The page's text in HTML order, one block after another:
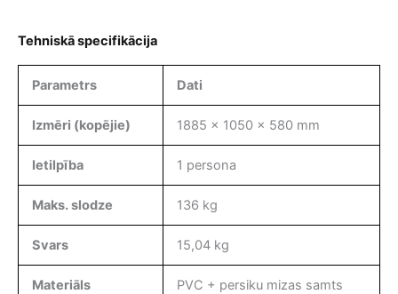
Tehniskā specifikācija
Parametrs Dati
Izmēri (kopējie) 1885 x 1050 x 580 mm
Ietilpība 1 persona
Maks. slodze 136 kg
Svars 15,04 kg
Materiāls PVC + persiku mizas samts